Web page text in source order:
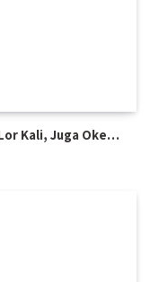
Kali, Juga Oke…